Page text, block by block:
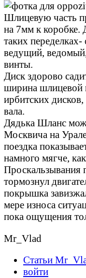
Шлицевую часть
на 7мм к коробке.
таких
ведущий,
винты.
Диск здорово
ширина шлицевой
ирбитских
вала.
Дядька Шланс
Москвича на
поездка
намного мягче,
Проскальзывания
тормознул
покрышка
мере износа
пока ощущения
Mr_Vlad
Статьи
войти